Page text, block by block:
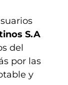
S.A
del
por las
y